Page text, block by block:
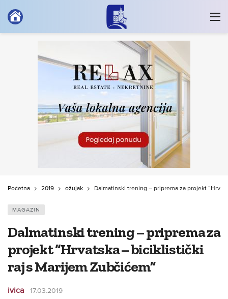
Početna 2019 ožujak Dalmatinski trening – priprema za projekt
MAGAZIN
Dalmatinski trening – priprema za
projekt “Hrvatska – biciklistički
raj s Marijem Zubčićem”
ivica 17.03.2019